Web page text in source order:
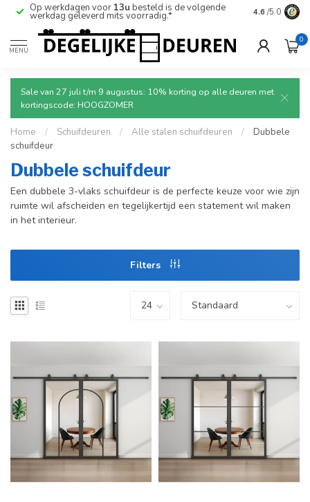
Op werkdagen voor 13u besteld is de volgende
werkdag geleverd mits voorradig.*
Ruim aanbod
deuren.
4.6 /5.0
MENU
0
Sale van 27 juli t/m 9 augustus: 10% korting op alle deuren met
kortingscode: HOOGZOMER
Home / Schuifdeuren / Alle stalen schuifdeuren /
Dubbele
schuifdeur
Dubbele schuifdeur
Een dubbele 3-vlaks schuifdeur is de perfecte keuze voor wie zijn
ruimte wil afscheiden en tegelijkertijd een statement wil maken
in het interieur.
Filters